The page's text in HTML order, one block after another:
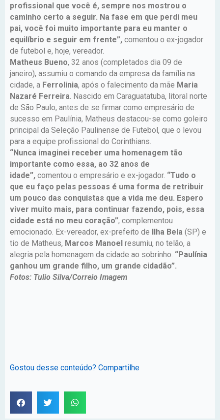
profissional que você é, sempre nos mostrou o
caminho certo a seguir. Na fase em que perdi meu
pai, você foi muito importante para eu manter o
equilíbrio e seguir em frente”, comentou o ex-jogador
de futebol e, hoje, vereador.
Matheus Bueno, 32 anos (completados dia 09 de
janeiro), assumiu o comando da empresa da família na
cidade, a Ferrolinia, após o falecimento da mãe Maria
Nazaré Ferreira. Nascido em Caraguatatuba, litoral norte
de São Paulo, antes de se firmar como empresário de
sucesso em Paulínia, Matheus destacou-se como goleiro
principal da Seleção Paulinense de Futebol, que o levou
para a equipe profissional do Corinthians.
“Nunca imaginei receber uma homenagem tão
importante como essa, ao 32 anos de
idade”, comentou o empresário e ex-jogador. “Tudo o
que eu faço pelas pessoas é uma forma de retribuir
um pouco das conquistas que a vida me deu. Espero
viver muito mais, para continuar fazendo, pois, essa
cidade está no meu coração”, complementou
emocionado. Ex-vereador, ex-prefeito de Ilha Bela (SP) e
tio de Matheus, Marcos Manoel resumiu, no telão, a
alegria pela homenagem da cidade ao sobrinho. “Paulínia
ganhou um grande filho, um grande cidadão”.
Fotos: Tulio Silva/Correio Imagem
Gostou desse conteúdo? Compartilhe